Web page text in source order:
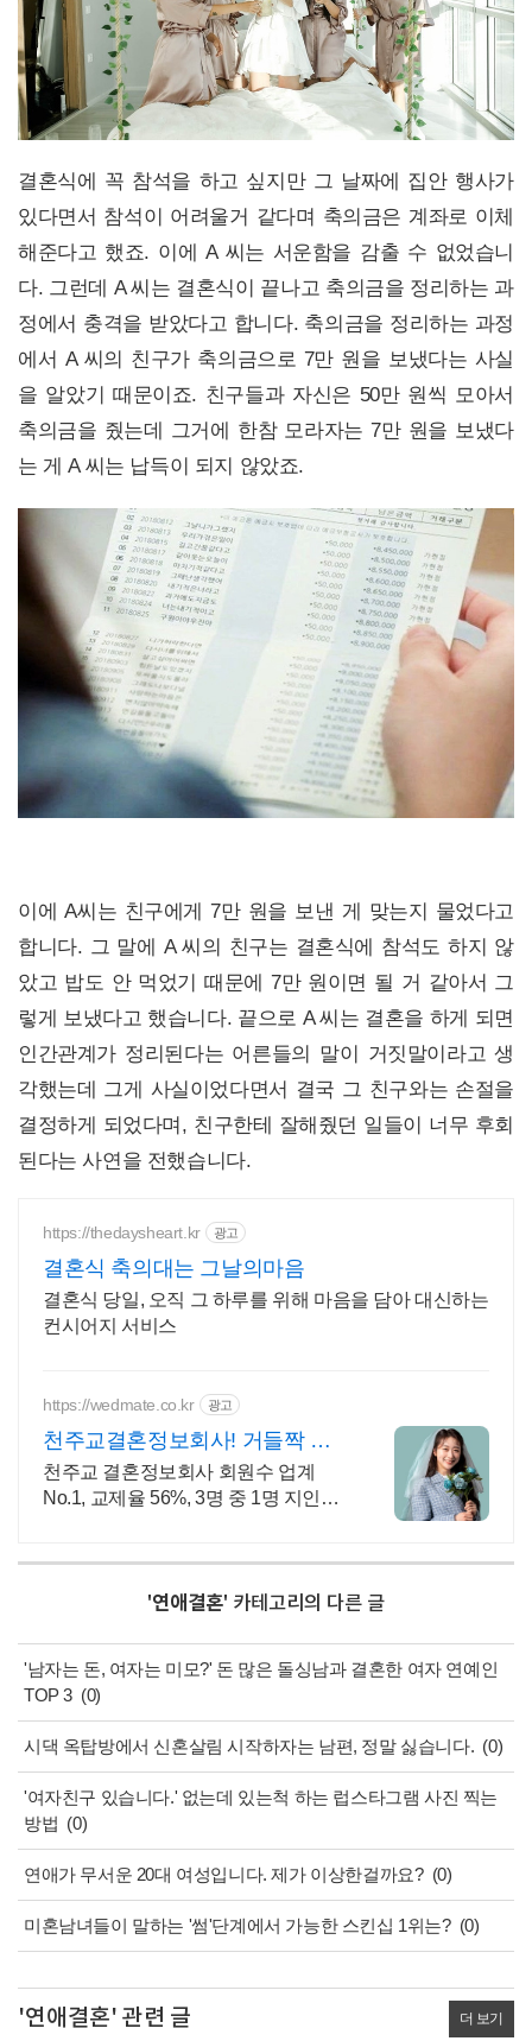
결혼식에 꼭 참석을 하고 싶지만 그 날짜에 집안 행사가
있다면서 참석이 어려울거 같다며 축의금은 계좌로 이체
해준다고 했죠. 이에 A 씨는 서운함을 감출 수 없었습니
다. 그런데 A 씨는 결혼식이 끝나고 축의금을 정리하는 과
정에서 충격을 받았다고 합니다. 축의금을 정리하는 과정
에서 A 씨의 친구가 축의금으로 7만 원을 보냈다는 사실
을 알았기 때문이죠. 친구들과 자신은 50만 원씩 모아서
축의금을 줬는데 그거에 한참 모라자는 7만 원을 보냈다
는 게 A 씨는 납득이 되지 않았죠.
이에 A씨는 친구에게 7만 원을 보낸 게 맞는지 물었다고
합니다. 그 말에 A 씨의 친구는 결혼식에 참석도 하지 않
았고 밥도 안 먹었기 때문에 7만 원이면 될 거 같아서 그
렇게 보냈다고 했습니다. 끝으로 A 씨는 결혼을 하게 되면
인간관계가 정리된다는 어른들의 말이 거짓말이라고 생
각했는데 그게 사실이었다면서 결국 그 친구와는 손절을
결정하게 되었다며, 친구한테 잘해줬던 일들이 너무 후회
된다는 사연을 전했습니다.
https://thedaysheart.kr 광고
결혼식 축의대는 그날의마음
결혼식 당일, 오직 그 하루를 위해 마음을 담아 대신하는
컨시어지 서비스
https://wedmate.co.kr 광고
천주교결혼정보회사! 거들짝 이
상형 프로필 무료 받아보기
천주교 결혼정보회사 회원수 업계
No.1, 교제율 56%, 3명 중 1명 지인소
'연애결혼' 카테고리의 다른 글
'남자는 돈, 여자는 미모?' 돈 많은 돌싱남과 결혼한 여자 연예인
TOP 3 (0)
시댁 옥탑방에서 신혼살림 시작하자는 남편, 정말 싫습니다. (0)
'여자친구 있습니다.' 없는데 있는척 하는 럽스타그램 사진 찍는
방법 (0)
연애가 무서운 20대 여성입니다. 제가 이상한걸까요? (0)
미혼남녀들이 말하는 '썸'단계에서 가능한 스킨십 1위는? (0)
'연애결혼' 관련 글 더 보기